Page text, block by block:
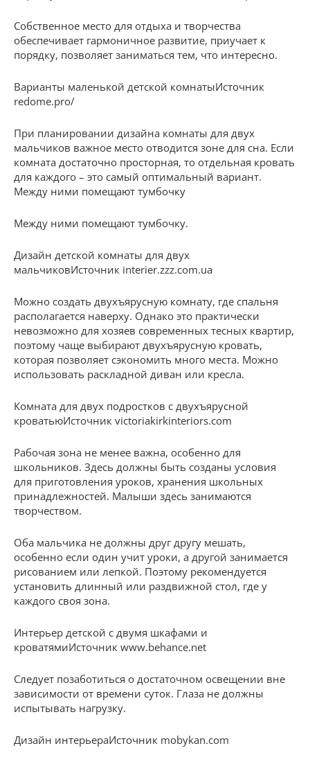
Собственное место для отдыха и творчества
обеспечивает гармоничное развитие, приучает к
порядку, позволяет заниматься тем, что интересно.
Варианты маленькой детской комнатыИсточник
redome.pro/
При планировании дизайна комнаты для двух
мальчиков важное место отводится зоне для сна. Если
комната достаточно просторная, то отдельная кровать
для каждого – это самый оптимальный вариант.
Между ними помещают тумбочку
Между ними помещают тумбочку.
Дизайн детской комнаты для двух
мальчиковИсточник interier.zzz.com.ua
Можно создать двухъярусную комнату, где спальня
располагается наверху. Однако это практически
невозможно для хозяев современных тесных квартир,
поэтому чаще выбирают двухъярусную кровать,
которая позволяет сэкономить много места. Можно
использовать раскладной диван или кресла.
Комната для двух подростков с двухъярусной
кроватьюИсточник victoriakirkinteriors.com
Рабочая зона не менее важна, особенно для
школьников. Здесь должны быть созданы условия
для приготовления уроков, хранения школьных
принадлежностей. Малыши здесь занимаются
творчеством.
Оба мальчика не должны друг другу мешать,
особенно если один учит уроки, а другой занимается
рисованием или лепкой. Поэтому рекомендуется
установить длинный или раздвижной стол, где у
каждого своя зона.
Интерьер детской с двумя шкафами и
кроватямиИсточник www.behance.net
Следует позаботиться о достаточном освещении вне
зависимости от времени суток. Глаза не должны
испытывать нагрузку.
Дизайн интерьераИсточник mobykan.com